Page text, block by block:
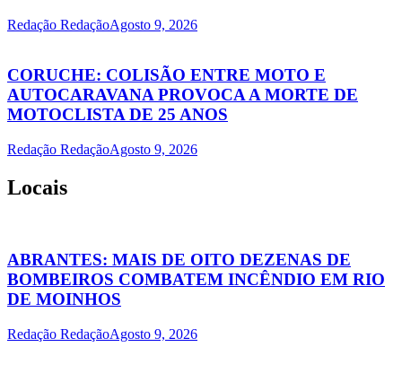
Redação RedaçãoAgosto 9, 2026
CORUCHE: COLISÃO ENTRE MOTO E
AUTOCARAVANA PROVOCA A MORTE DE
MOTOCLISTA DE 25 ANOS
Redação RedaçãoAgosto 9, 2026
Locais
ABRANTES: MAIS DE OITO DEZENAS DE
BOMBEIROS COMBATEM INCÊNDIO EM RIO
DE MOINHOS
Redação RedaçãoAgosto 9, 2026